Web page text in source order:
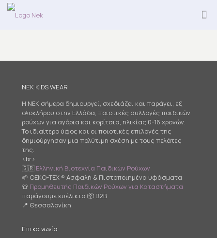
NEK KIDS WEAR
Η NEK σήμερα δημιουργεί, σχεδιάζει και παράγει, εξ
ολοκλήρου στην Ελλάδα, ποιοτικές συλλογές παιδικών
ρούχων για αγόρια και κορίτσια, ηλικίας 0-16 χρονών.
Το ιδιαίτερο ύφος και οι ποιοτικές επιλογές της
δημιούργησαν μια πολύτιμη σχέση με τους πελάτες
της.
<br>
🇬🇷 Ελληνική Βιοτεχνία Παιδικών Ρούχων
🌱 OEKO-TEX ® Ασφαλή & Πιστοποιημένα υφάσματα
👕 Προμηθευτής Παιδικών Ρούχων για Καταστήματα
παράγουμε ευέλικτα 📦 B2B
📍 Θεσσαλονίκη
Επικοινωνία